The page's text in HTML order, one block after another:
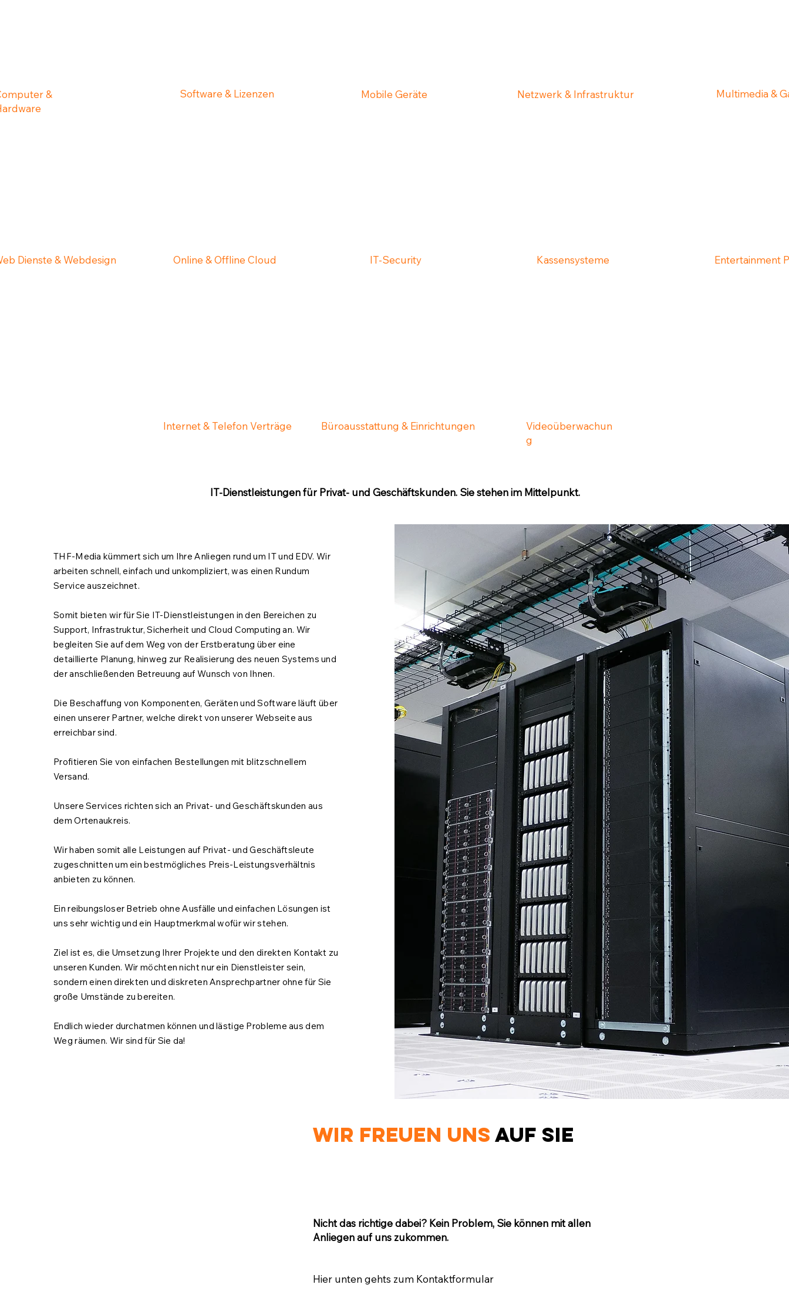
&
Software & Lizenzen Mobile Geräte
Dienste & Webdesign Online & Offline Cloud IT-Security
Netzwerk & Infrastruktur Multimedia &
Kassensysteme Entertainment
Internet & Telefon Verträge Büroausstattung & Einrichtungen
Videoüberwachun
g
IT-Dienstleistungen für Privat- und Geschäftskunden. Sie stehen im Mittelpunkt.
THF-Media kümmert sich um Ihre Anliegen rund um IT und EDV. Wir
arbeiten schnell, einfach und unkompliziert, was einen Rundum
Service auszeichnet.
Somit bieten wir für Sie IT-Dienstleistungen in den Bereichen zu
Support, Infrastruktur, Sicherheit und Cloud Computing an. Wir
begleiten Sie auf dem Weg von der Erstberatung über eine
detaillierte Planung, hinweg zur Realisierung des neuen Systems und
der anschließenden Betreuung auf Wunsch von Ihnen.
Die Beschaffung von Komponenten, Geräten und Software läuft über
einen unserer Partner, welche direkt von unserer Webseite aus
erreichbar sind.
Profitieren Sie von einfachen Bestellungen mit blitzschnellem
Versand.
Unsere Services richten sich an Privat- und Geschäftskunden aus
dem Ortenaukreis.
Wir haben somit alle Leistungen auf Privat- und Geschäftsleute
zugeschnitten um ein bestmögliches Preis-Leistungsverhältnis
anbieten zu können.
Ein reibungsloser Betrieb ohne Ausfälle und einfachen Lösungen ist
uns sehr wichtig und ein Hauptmerkmal wofür wir stehen.
Ziel ist es, die Umsetzung Ihrer Projekte und den direkten Kontakt zu
unseren Kunden. Wir möchten nicht nur ein Dienstleister sein,
sondern einen direkten und diskreten Ansprechpartner ohne für Sie
große Umstände zu bereiten.
Endlich wieder durchatmen können und lästige Probleme aus dem
Weg räumen. Wir sind für Sie da!
Wir freuen uns auf Sie
Nicht das richtige dabei? Kein Problem, Sie können mit allen
Anliegen auf uns zukommen.
Hier unten gehts zum Kontaktformular